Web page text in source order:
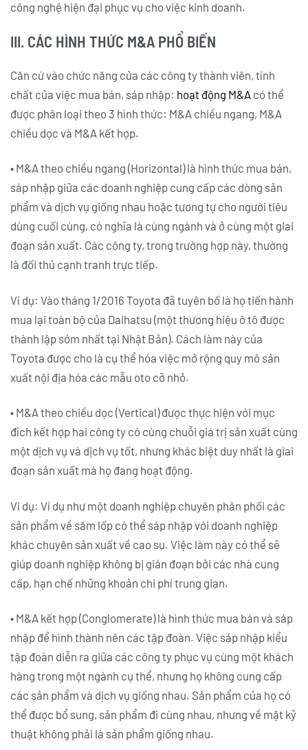
công nghệ hiện đại phục vụ cho việc kinh doanh.
III. CÁC HÌNH THỨC M&A PHỔ BIẾN
Căn cứ vào chức năng của các công ty thành viên, tính
chất của việc mua bán, sáp nhập: hoạt động M&A có thể
được phân loại theo 3 hình thức: M&A chiều ngang, M&A
chiều dọc và M&A kết hợp.
• M&A theo chiều ngang (Horizontal) là hình thức mua bán,
sáp nhập giữa các doanh nghiệp cung cấp các dòng sản
phẩm và dịch vụ giống nhau hoặc tương tự cho người tiêu
dùng cuối cùng, có nghĩa là cùng ngành và ở cùng một giai
đoạn sản xuất. Các công ty, trong trường hợp này, thường
là đối thủ cạnh tranh trực tiếp.
Ví dụ: Vào tháng 1/2016 Toyota đã tuyên bố là họ tiến hành
mua lại toàn bộ của Daihatsu (một thương hiệu ô tô được
thành lập sớm nhất tại Nhật Bản). Cách làm này của
Toyota được cho là cụ thể hóa việc mở rộng quy mô sản
xuất nội địa hóa các mẫu oto cỡ nhỏ.
• M&A theo chiều dọc (Vertical) được thực hiện với mục
đích kết hợp hai công ty có cùng chuỗi giá trị sản xuất cùng
một dịch vụ và dịch vụ tốt, nhưng khác biệt duy nhất là giai
đoạn sản xuất mà họ đang hoạt động.
Ví dụ: Ví dụ như một doanh nghiệp chuyên phân phối các
sản phẩm về săm lốp có thể sáp nhập với doanh nghiệp
khác chuyên sản xuất về cao su. Việc làm này có thể sẽ
giúp doanh nghiệp không bị gián đoạn bởi các nhà cung
cấp, hạn chế những khoản chi phí trung gian.
• M&A kết hợp (Conglomerate) là hình thức mua bán và sáp
nhập để hình thành nên các tập đoàn. Việc sáp nhập kiểu
tập đoàn diễn ra giữa các công ty phục vụ cùng một khách
hàng trong một ngành cụ thể, nhưng họ không cung cấp
các sản phẩm và dịch vụ giống nhau. Sản phẩm của họ có
thể được bổ sung, sản phẩm đi cùng nhau, nhưng về mặt kỹ
thuật không phải là sản phẩm giống nhau.